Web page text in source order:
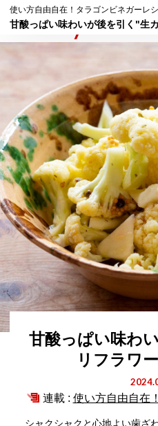
使い方自由自在！タラゴンビネガーレ
甘酸っぱい味わいが後を引く"生
甘酸っぱい味わ
リフラワ
連載 : 使い方自由自在
シャクシャクと心地よい歯ざ